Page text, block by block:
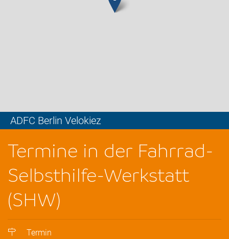
ADFC Berlin Velokiez
Termine in der Fahrrad-
Selbsthilfe-Werkstatt
(SHW)
Termin